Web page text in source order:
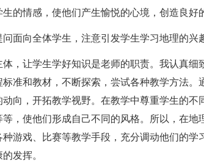
的情感，使他们产生愉悦的心境，创造良好
面向全体学生，注意引发学生学习地理的兴
，让学生学好知识是老师的职责。我认真细
准和教材，不断探索，尝试各种教学方法。
向，开拓教学视野。在教学中尊重学生的不
，使他们形成自己不同的风格。所以，在地
游戏、比赛等教学手段，充分调动他们的学
发挥。